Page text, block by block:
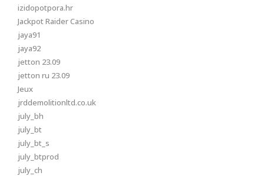
izidopotpora.hr
Jackpot Raider Casino
jaya91
jaya92
jetton 23.09
jetton ru 23.09
Jeux
jrddemolitionltd.co.uk
july_bh
july_bt
july_bt_s
july_btprod
july_ch